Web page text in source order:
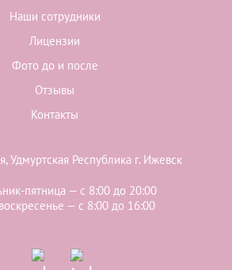
Наши сотрудники
Лицензии
Фото до и после
Отзывы
Контакты
Удмуртская Республика г. Ижевск
пятница — с 8:00 до 20:00
— с 8:00 до 16:00